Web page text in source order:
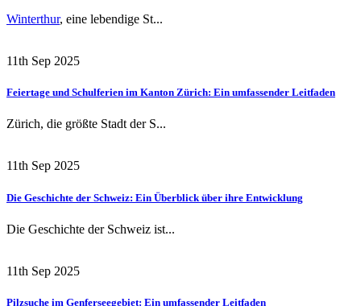
Winterthur, eine lebendige St...
11th Sep 2025
Feiertage und Schulferien im Kanton Zürich: Ein umfassender Leitfaden
Zürich, die größte Stadt der S...
11th Sep 2025
Die Geschichte der Schweiz: Ein Überblick über ihre Entwicklung
Die Geschichte der Schweiz ist...
11th Sep 2025
Pilzsuche im Genferseegebiet: Ein umfassender Leitfaden